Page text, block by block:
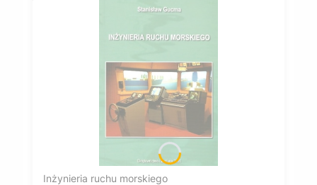
Inżynieria ruchu morskiego